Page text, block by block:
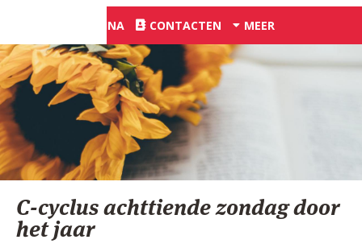
KERK
VIERINGEN
SHOP
ZOEKEN
HULP
STARTPAGINA PORTAAL
MIJN PAROCHIE
AANMELDEN OF REGISTREREN
STARTPAGINA CONTACTEN MEER
C-cyclus achttiende zondag door
het jaar